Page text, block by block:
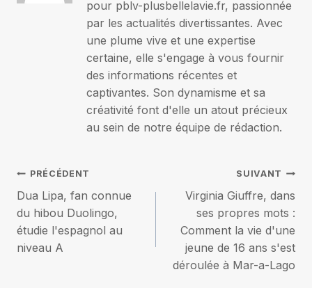
pour pblv-plusbellelavie.fr, passionnée
par les actualités divertissantes. Avec
une plume vive et une expertise
certaine, elle s'engage à vous fournir
des informations récentes et
captivantes. Son dynamisme et sa
créativité font d'elle un atout précieux
au sein de notre équipe de rédaction.
Navigation
de
l’article
PRÉCÉDENT
Dua Lipa, fan connue
du hibou Duolingo,
étudie l'espagnol au
niveau A
SUIVANT
Virginia Giuffre, dans
ses propres mots :
Comment la vie d'une
jeune de 16 ans s'est
déroulée à Mar-a-Lago